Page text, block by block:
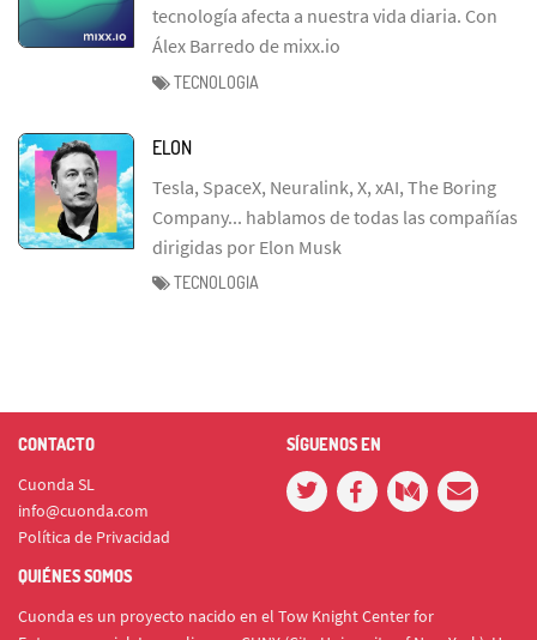
tecnología afecta a nuestra vida diaria. Con
Álex Barredo de mixx.io
TECNOLOGIA
ELON
Tesla, SpaceX, Neuralink, X, xAI, The Boring
Company... hablamos de todas las compañías
dirigidas por Elon Musk
TECNOLOGIA
CONTACTO
Cuonda SL
info@cuonda.com
Política de Privacidad
SÍGUENOS EN
QUIÉNES SOMOS
Cuonda es un proyecto nacido en el Tow Knight Center for